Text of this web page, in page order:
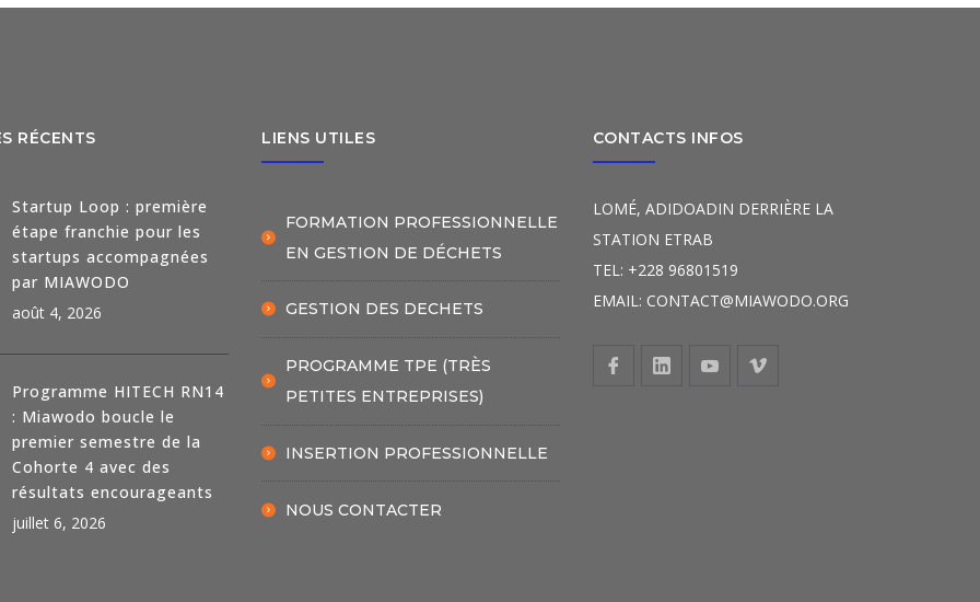
RÉCENTS
Startup Loop : première
étape franchie pour les
startups accompagnées
par MIAWODO
août 4, 2026
Programme HITECH RN14
: Miawodo boucle le
premier semestre de la
Cohorte 4 avec des
résultats encourageants
juillet 6, 2026
LIENS UTILES
FORMATION PROFESSIONNELLE
EN GESTION DE DÉCHETS
GESTION DES DECHETS
PROGRAMME TPE (TRÈS
PETITES ENTREPRISES)
INSERTION PROFESSIONNELLE
NOUS CONTACTER
CONTACTS INFOS
LOMÉ, ADIDOADIN DERRIÈRE LA
STATION ETRAB
TEL: +228 96801519
EMAIL: CONTACT@MIAWODO.ORG